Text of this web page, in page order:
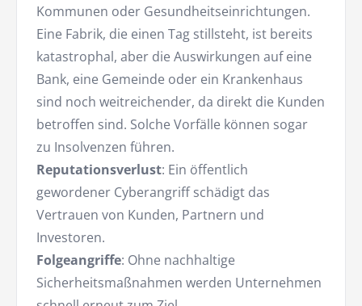
Kommunen oder Gesundheitseinrichtungen.
Eine Fabrik, die einen Tag stillsteht, ist bereits
katastrophal, aber die Auswirkungen auf eine
Bank, eine Gemeinde oder ein Krankenhaus
sind noch weitreichender, da direkt die Kunden
betroffen sind. Solche Vorfälle können sogar
zu Insolvenzen führen.
Reputationsverlust: Ein öffentlich
gewordener Cyberangriff schädigt das
Vertrauen von Kunden, Partnern und
Investoren.
Folgeangriffe: Ohne nachhaltige
Sicherheitsmaßnahmen werden Unternehmen